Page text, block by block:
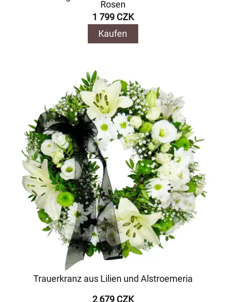
Rosen
1 799 CZK
Kaufen
Trauerkranz aus Lilien und Alstroemeria
2 679 CZK